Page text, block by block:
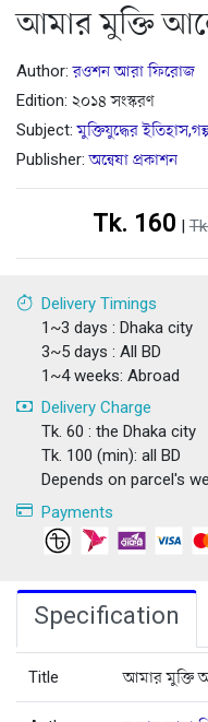
আমার মুক্তি
Author:রওশন আরা ফিরোজ
Edition: ২০১৪ সংস্করণ
Subject:মুক্তিযুদ্ধের
Publisher:অন্বেষা প্রকাশন
Tk. 160 |
Delivery Timings
1~3 days : Dhaka city
3~5 days : All BD
1~4 weeks: Abroad
Delivery Charge
Tk. 60 : the Dhaka city
Tk. 100 (min): all BD
Depends on parcel's
Payments
Specification
Title আমার